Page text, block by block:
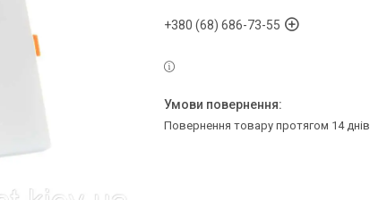
+380 (68) 686-73-55
повернення товару протягом 14 днів